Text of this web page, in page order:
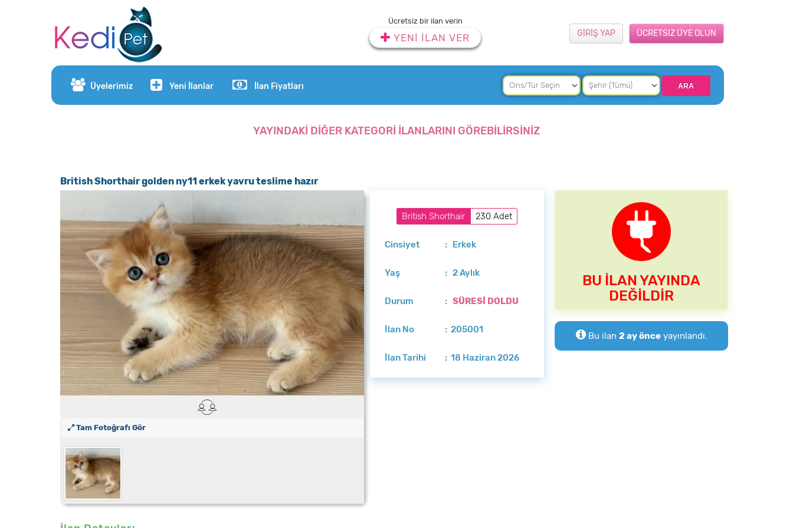
Ücretsiz bir ilan verin
YENİ İLAN VER ÜCRETSİZ ÜYE OLUN
GİRİŞ YAP
Üyelerimiz Yeni İlanlar İlan Fiyatları
YAYINDAKİ DİĞER KATEGORİ İLANLARINI GÖREBİLİRSİNİZ
British Shorthair golden ny11 erkek yavru teslime hazır
Tam Fotoğrafı Gör
British Shorthair 230 Adet
Cinsiyet : Erkek
Yaş : 2 Aylık
Durum :SÜRESİ DOLDU
İlan No : 205001
İlan Tarihi : 18 Haziran 2026
BU İLAN YAYINDA
DEĞİLDİR
Bu ilan 2 ay önceyayınlandı.